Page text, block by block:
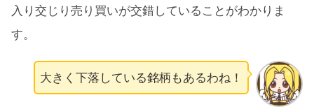
入り交じり売り買いが交錯していることがわかりま
す。
大きく下落している銘柄もあるわね！